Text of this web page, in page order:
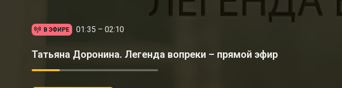
В ЭФИРЕ 01:35 – 02:10
Татьяна Доронина. Легенда вопреки – прямой эфир